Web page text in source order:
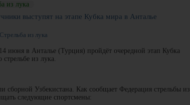
из лука
выступят на этапе Кубка мира в Анталье
Стрельба из лука
июня в Анталье (Турция) пройдёт очередной этап Кубка
стрельбе из лука.
сборной Узбекистана. Как сообщает Федерация стрельбы из
следующие спортсмены: